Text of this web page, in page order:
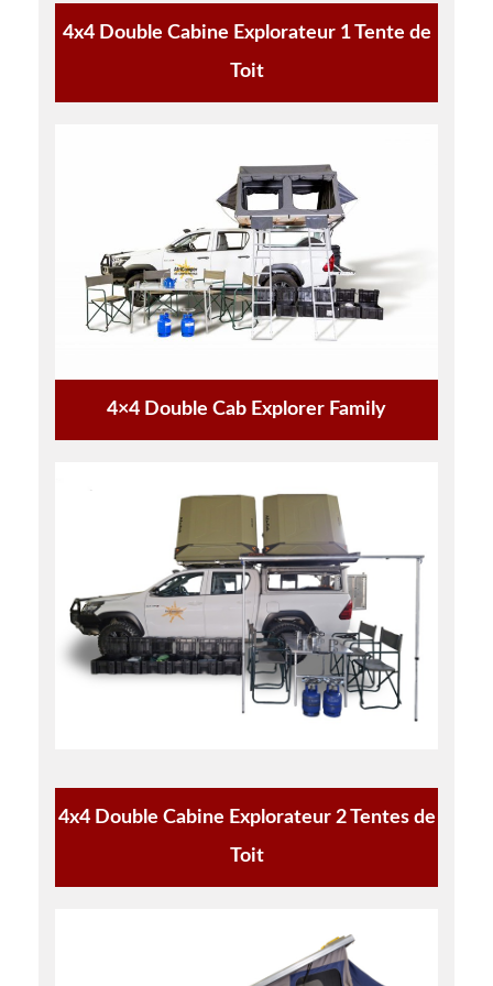
4x4 Double Cabine Explorateur 1 Tente de
Toit
4×4 Double Cab Explorer Family
4x4 Double Cabine Explorateur 2 Tentes de
Toit